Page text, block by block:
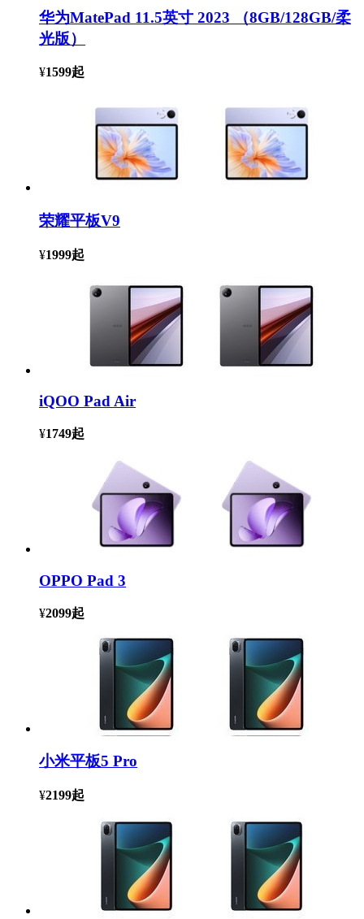
华为MatePad 11.5英寸 2023 （8GB/128GB/柔
光版）
¥1599起
荣耀平板V9
¥1999起
iQOO Pad Air
¥1749起
OPPO Pad 3
¥2099起
小米平板5 Pro
¥2199起